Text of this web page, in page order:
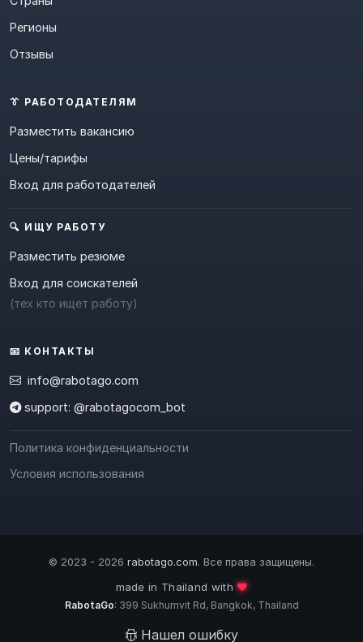
Регионы
Отзывы
👔 РАБОТОДАТЕЛЯМ
Разместить вакансию
Цены/тарифы
Вход для работодателей
🔍 ИЩУ РАБОТУ
Разместить резюме
Вход для соискателей
(тех кто ищет работу)
📧 КОНТАКТЫ
info@rabotago.com
support: @rabotagocom_bot
Политика конфиденциальности
Условия использования
© 2023 - 2026 rabotago.com. Все права защищены.
made in Thailand with❤️
RabotaGo: 399 Sukhumvit Rd, Bangkok, Thailand
Нашел ошибку